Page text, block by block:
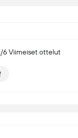
6 Viimeiset ottelut